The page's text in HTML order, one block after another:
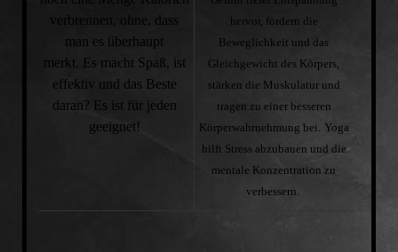
verbrennen, ohne, dass
man es überhaupt
merkt.
Es macht Spaß, ist
effektiv und das Beste
daran? Es ist für jeden
geeignet!
hervor, fördern die
Beweglichkeit und das
Gleichgewicht des Körpers,
stärken die Muskulatur und
tragen zu einer besseren
Körperwahrnehmung bei. Yoga
hilft Stress abzubauen und die
mentale Konzentration zu
verbessern.